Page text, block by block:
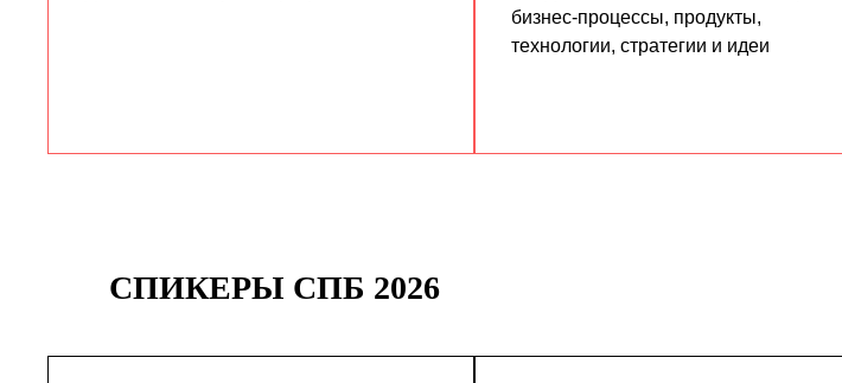
бизнес-процессы, продукты,
технологии, стратегии и идеи
СПИКЕРЫ СПБ 2026